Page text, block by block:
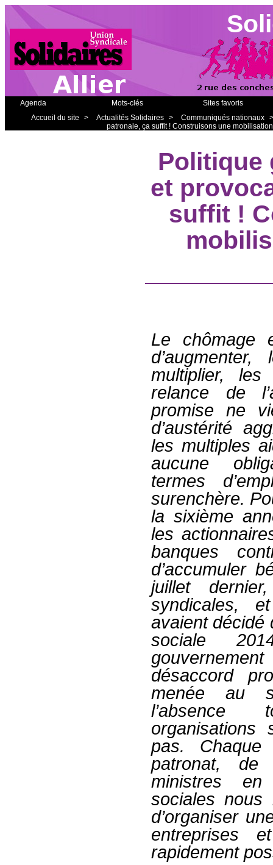
Agenda Mots-clés
Sites favoris
Accueil du site
> Actualités Solidaires > Communiqués nationaux
>
patronale, ça suffit ! Construisons une
Politique
et
suffit !
Le chômage
multiplier,
relance de
promise ne
d’austérité
les multiples
aucune
termes
surenchère.
la sixième
les
banques
d’accumuler
juillet
syndicales,
avaient décidé
sociale
désaccord
menée au
l’absence
organisations
pas. Chaque
patronat, de
ministres
sociales nous
d’organiser
entreprises
rapidement